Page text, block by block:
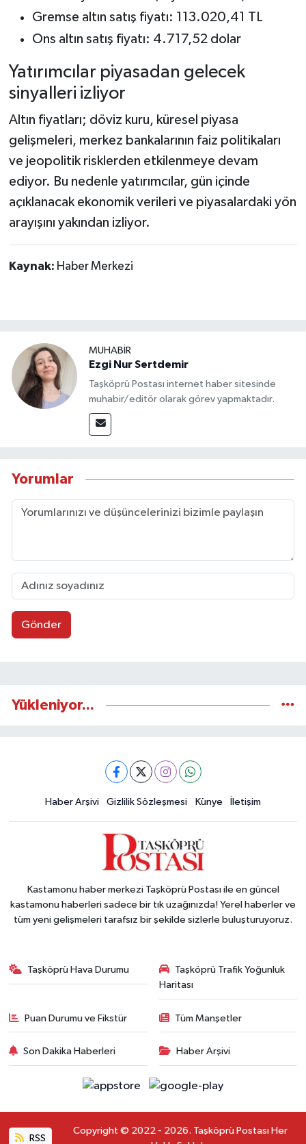
Gremse altın satış fiyatı: 113.020,41 TL
Ons altın satış fiyatı: 4.717,52 dolar
Yatırımcılar piyasadan gelecek
sinyalleri izliyor
Altın fiyatları; döviz kuru, küresel piyasa
gelişmeleri, merkez bankalarının faiz politikaları
ve jeopolitik risklerden etkilenmeye devam
ediyor. Bu nedenle yatırımcılar, gün içinde
açıklanacak ekonomik verileri ve piyasalardaki yön
arayışını yakından izliyor.
Kaynak: Haber Merkezi
MUHABİR
Ezgi Nur Sertdemir
Taşköprü Postası internet haber sitesinde
muhabir/editör olarak görev yapmaktadır.
Yorumlar
Gönder
Yükleniyor...
Haber Arşivi Gizlilik Sözleşmesi Künye İletişim
Kastamonu haber merkezi Taşköprü Postası ile en güncel
kastamonu haberleri sadece bir tık uzağınızda! Yerel haberler ve
tüm yeni gelişmeleri tarafsız bir şekilde sizlerle buluşturuyoruz.
Taşköprü Hava Durumu
Taşköprü Trafik Yoğunluk
Haritası
Puan Durumu ve Fikstür Tüm Manşetler
Son Dakika Haberleri Haber Arşivi
RSS
Copyright © 2022 - 2026. Taşköprü Postası Her